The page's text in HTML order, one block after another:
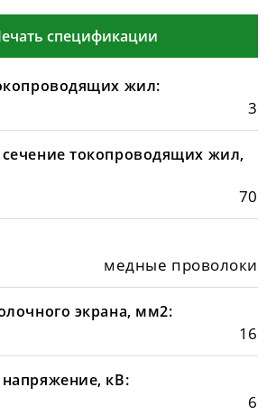
спецификации
жил:
3
токопроводящих жил,
70
медные проволоки
экрана, мм2:
16
кВ:
6